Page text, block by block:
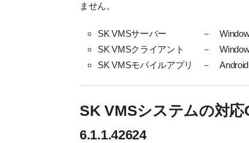
ません。
SK VMSサーバー － Windows
SK VMSクライアント － Windows
SK VMSモバイルアプリ － Android
SK VMSシステムの対応
6.1.1.42624